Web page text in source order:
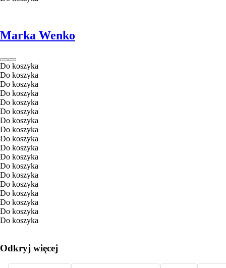
Marka Wenko
Do koszyka
Do koszyka
Do koszyka
Do koszyka
Do koszyka
Do koszyka
Do koszyka
Do koszyka
Do koszyka
Do koszyka
Do koszyka
Do koszyka
Do koszyka
Do koszyka
Do koszyka
Do koszyka
Do koszyka
Do koszyka
Odkryj więcej